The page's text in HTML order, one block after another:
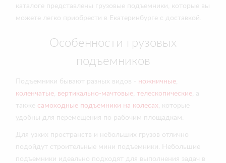
каталоге представлены грузовые подъемники, которые вы
можете легко приобрести в Екатеринбурге с доставкой.
Особенности грузовых
подъемников
Подъемники бывают разных видов - ножничные
коленчатые вертикально-мачтовые телескопические , а
также самоходные подъемники на колесах , которые
удобны для перемещения по рабочим площадкам.
Для узких пространств и небольших грузов отлично
подойдут строительные мини подъемники. Небольшие
подъемники идеально подходят для выполнения задач в